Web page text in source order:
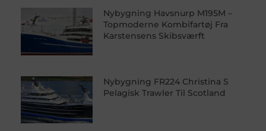
Nybygning Havsnurp M195M –
Topmoderne Kombifartøj Fra
Karstensens Skibsværft
Nybygning FR224 Christina S
Pelagisk Trawler Til Scotland